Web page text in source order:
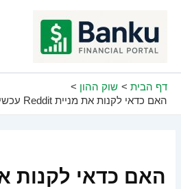
דף הבית
שוק ההון
האם כדאי לקנות את מניית Reddit עכשיו או לחכות?
האם כדאי לקנות